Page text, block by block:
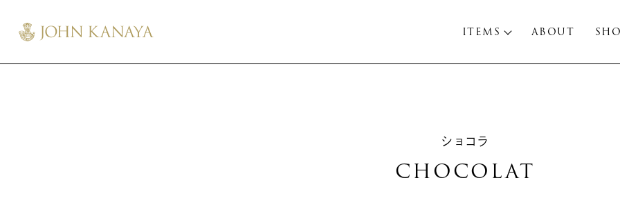
ITEMS ABOUT
ショコラ
CHOCOLAT